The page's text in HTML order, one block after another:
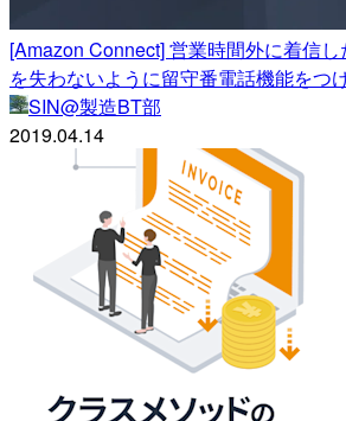
[Amazon Connect] 営業時間外に着信
を失わないように留守番電話機能をつ
SIN@製造BT部
2019.04.14